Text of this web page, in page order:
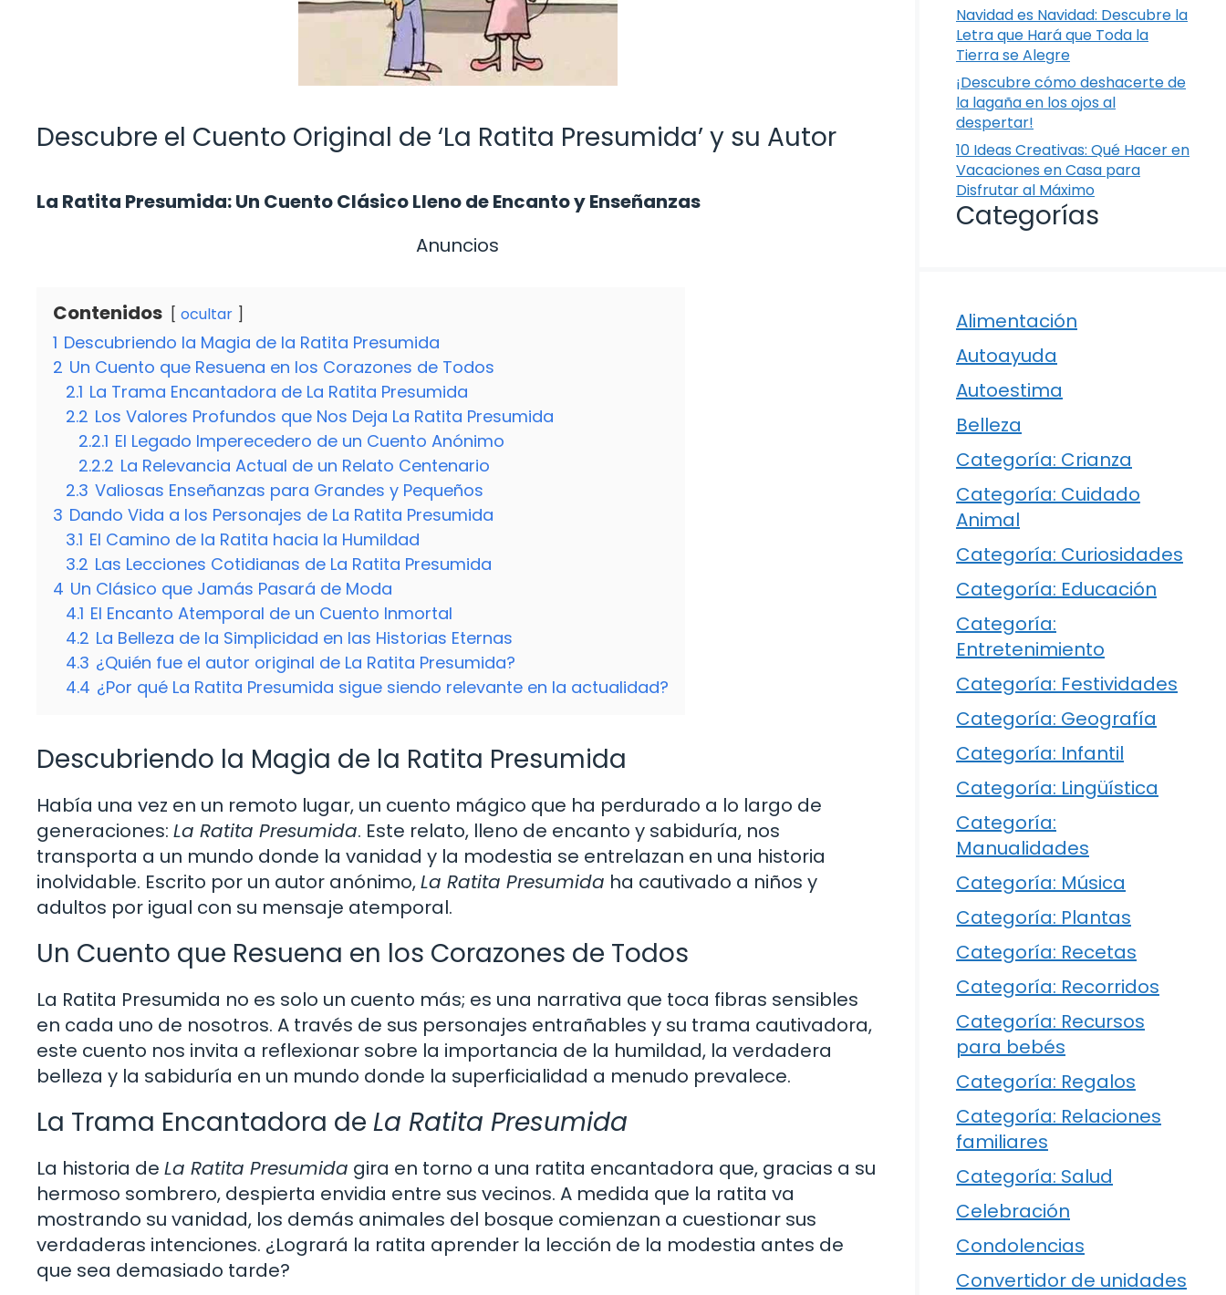
Descubre el Cuento Original de ‘La Ratita Presumida’ y su Autor
La Ratita Presumida: Un Cuento Clásico Lleno de Encanto y Enseñanzas
Anuncios
Contenidos ocultar
1 Descubriendo la Magia de la Ratita Presumida
2 Un Cuento que Resuena en los Corazones de Todos
2.1 La Trama Encantadora de La Ratita Presumida
2.2 Los Valores Profundos que Nos Deja La Ratita Presumida
2.2.1 El Legado Imperecedero de un Cuento Anónimo
2.2.2 La Relevancia Actual de un Relato Centenario
2.3 Valiosas Enseñanzas para Grandes y Pequeños
3 Dando Vida a los Personajes de La Ratita Presumida
3.1 El Camino de la Ratita hacia la Humildad
3.2 Las Lecciones Cotidianas de La Ratita Presumida
4 Un Clásico que Jamás Pasará de Moda
4.1 El Encanto Atemporal de un Cuento Inmortal
4.2 La Belleza de la Simplicidad en las Historias Eternas
4.3 ¿Quién fue el autor original de La Ratita Presumida?
4.4 ¿Por qué La Ratita Presumida sigue siendo relevante en la actualidad?
Descubriendo la Magia de la Ratita Presumida
Había una vez en un remoto lugar, un cuento mágico que ha perdurado a lo largo de
generaciones: La Ratita Presumida. Este relato, lleno de encanto y sabiduría, nos
transporta a un mundo donde la vanidad y la modestia se entrelazan en una historia
inolvidable. Escrito por un autor anónimo,La Ratita Presumida ha cautivado a niños y
adultos por igual con su mensaje atemporal.
Un Cuento que Resuena en los Corazones de Todos
La Ratita Presumida no es solo un cuento más; es una narrativa que toca fibras sensibles
en cada uno de nosotros. A través de sus personajes entrañables y su trama cautivadora,
este cuento nos invita a reflexionar sobre la importancia de la humildad, la verdadera
belleza y la sabiduría en un mundo donde la superficialidad a menudo prevalece.
La Trama Encantadora de La Ratita Presumida
La historia de La Ratita Presumida gira en torno a una ratita encantadora que, gracias a su
hermoso sombrero, despierta envidia entre sus vecinos. A medida que la ratita va
mostrando su vanidad, los demás animales del bosque comienzan a cuestionar sus
verdaderas intenciones. ¿Logrará la ratita aprender la lección de la modestia antes de
que sea demasiado tarde?
Navidad es Navidad: Descubre la
Letra que Hará que Toda la
Tierra se Alegre
¡Descubre cómo deshacerte de
la lagaña en los ojos al
despertar!
10 Ideas Creativas: Qué Hacer en
Vacaciones en Casa para
Disfrutar al Máximo
Categorías
Alimentación
Autoayuda
Autoestima
Belleza
Categoría: Crianza
Categoría: Cuidado
Animal
Categoría: Curiosidades
Categoría: Educación
Categoría:
Entretenimiento
Categoría: Festividades
Categoría: Geografía
Categoría: Infantil
Categoría: Lingüística
Categoría:
Manualidades
Categoría: Música
Categoría: Plantas
Categoría: Recetas
Categoría: Recorridos
Categoría: Recursos
para bebés
Categoría: Regalos
Categoría: Relaciones
familiares
Categoría: Salud
Celebración
Condolencias
Convertidor de unidades